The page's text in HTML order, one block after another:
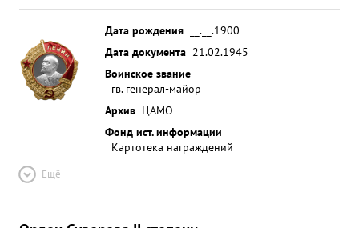
Дата рождения
__.__.1900
Дата документа 21.02.1945
Воинское звание
гв. генерал-майор
Архив ЦАМО
Фонд ист. информации
Картотека награждений
Ещё